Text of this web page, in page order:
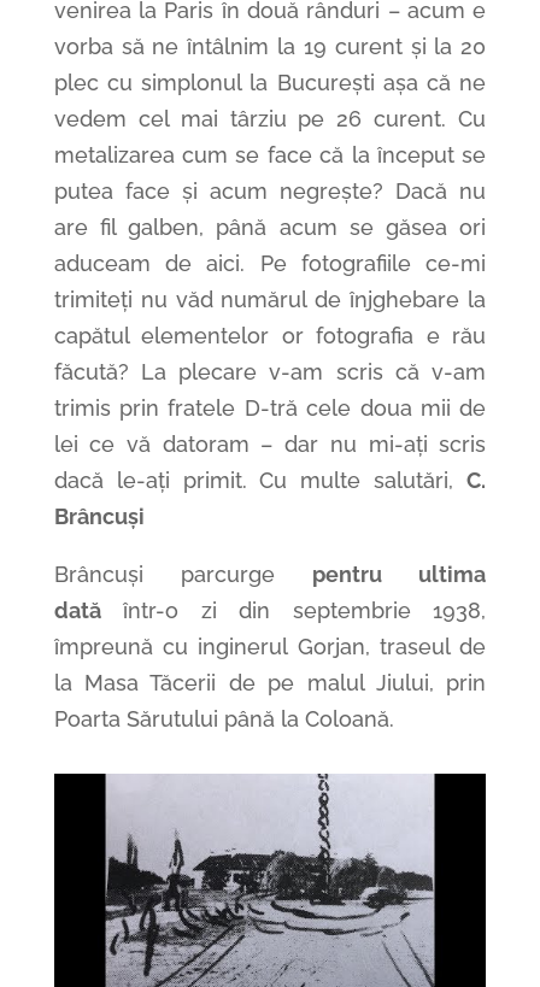
venirea la Paris în două rânduri – acum e
vorba să ne întâlnim la 19 curent și la 20
plec cu simplonul la București așa că ne
vedem cel mai târziu pe 26 curent. Cu
metalizarea cum se face că la început se
putea face și acum negrește? Dacă nu
are fil galben, până acum se găsea ori
aduceam de aici. Pe fotografiile ce-mi
trimiteți nu văd numărul de înjghebare la
capătul elementelor or fotografia e rău
făcută? La plecare v-am scris că v-am
trimis prin fratele D-tră cele doua mii de
lei ce vă datoram – dar nu mi-ați scris
dacă le-ați primit. Cu multe salutări, C.
Brâncuși
Brâncuși parcurge
pentru ultima
dată
într-o zi din septembrie 1938,
împreună cu inginerul Gorjan, traseul de
la Masa Tăcerii de pe malul Jiului, prin
Poarta Sărutului până la Coloană.